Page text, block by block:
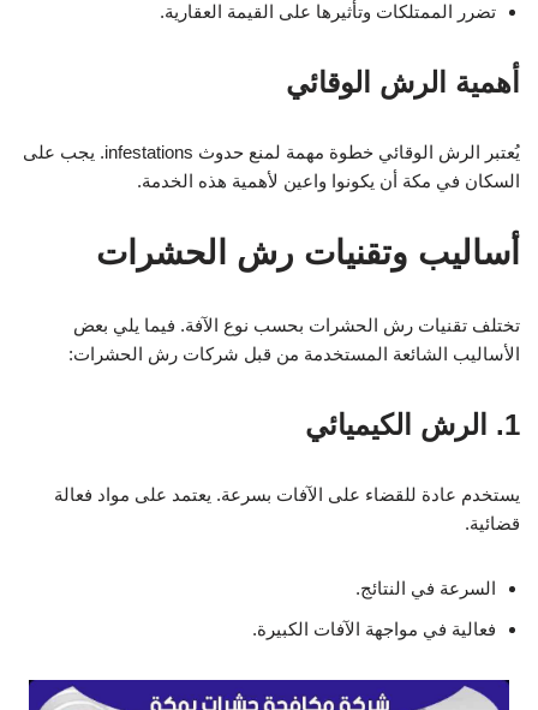
تضرر الممتلكات وتأثيرها على القيمة العقارية.
أهمية الرش الوقائي
يُعتبر الرش الوقائي خطوة مهمة لمنع حدوث infestations. يجب على
السكان في مكة أن يكونوا واعين لأهمية هذه الخدمة.
أساليب وتقنيات رش الحشرات
تختلف تقنيات رش الحشرات بحسب نوع الآفة. فيما يلي بعض
الأساليب الشائعة المستخدمة من قبل شركات رش الحشرات:
1. الرش الكيميائي
يستخدم عادة للقضاء على الآفات بسرعة. يعتمد على مواد فعالة
قضائية.
السرعة في النتائج.
فعالية في مواجهة الآفات الكبيرة.